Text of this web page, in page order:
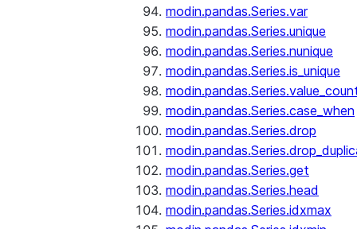
modin.pandas.Series.var
modin.pandas.Series.unique
modin.pandas.Series.nunique
modin.pandas.Series.is_unique
modin.pandas.Series.case_when
modin.pandas.Series.drop
modin.pandas.Series.get
modin.pandas.Series.head
modin.pandas.Series.idxmax